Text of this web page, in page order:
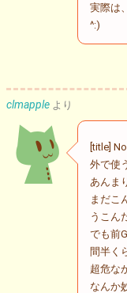
実際は
^:)
clmapple より
[title]
外で使
あんま
まだこ
うこん
でも前
間半く
超危な
なんか